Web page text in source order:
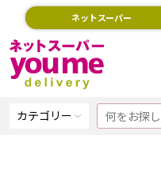
ネットスーパー
カテゴリー